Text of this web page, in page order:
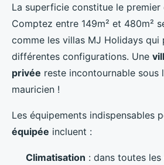
La superficie constitue le
Comptez entre 149m² et 480m²
comme les villas MJ Holidays qui
différentes configurations. Une
privée reste incontournable sous
mauricien !
Les équipements indispensables
équipée incluent :
Climatisation : dans toutes